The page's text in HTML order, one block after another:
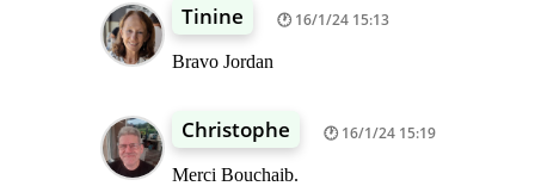
Tinine 16/1/24 15:13
Bravo Jordan
Christophe 16/1/24 15:19
Merci Bouchaib.